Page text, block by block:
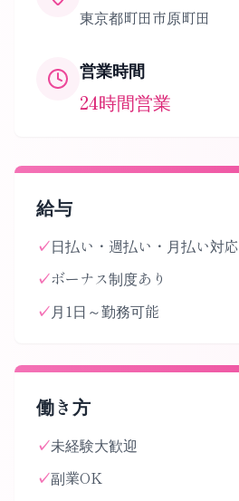
東京都町田市原町田
営業時間
24時間営業
給与
✓日払い・週払い・月払い対応
✓ボーナス制度あり
✓月1日～勤務可能
働き方
✓未経験大歓迎
✓副業OK